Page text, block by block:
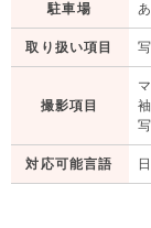
駐車場
取り扱い項目
撮影項目
対応可能言語